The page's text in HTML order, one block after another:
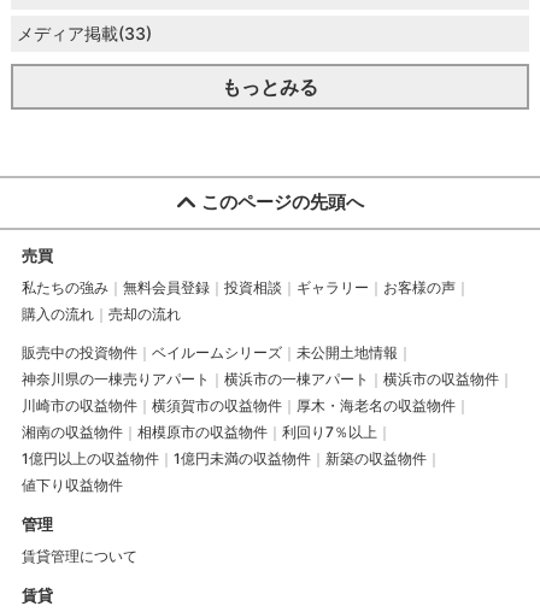
メディア掲載(33)
もっとみる
このページの先頭へ
売買
私たちの強み 無料会員登録 投資相談 ギャラリー
お客様の声
購入の流れ
売却の流れ
販売中の投資物件 ベイルームシリーズ
未公開土地情報
神奈川県の一棟売りアパート
横浜市の一棟アパート
横浜市の収益物件
川崎市の収益物件
横須賀市の収益物件
厚木・海老名の収益物件
湘南の収益物件
相模原市の収益物件
利回り7％以上
1億円以上の収益物件
1億円未満の収益物件
新築の収益物件
値下り収益物件
管理
賃貸管理について
賃貸